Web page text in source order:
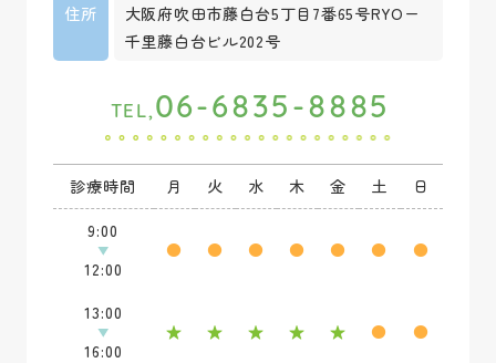
住所
大阪府吹田市藤白台5丁目7番65号RYOー
千里藤白台ビル202号
TEL, 06-6835-8885
診療時間 月 火 水 木 金 土
日
9:00
12:00
● ● ● ● ● ● ●
13:00
16:00
★ ★ ★ ★ ★ ● ●